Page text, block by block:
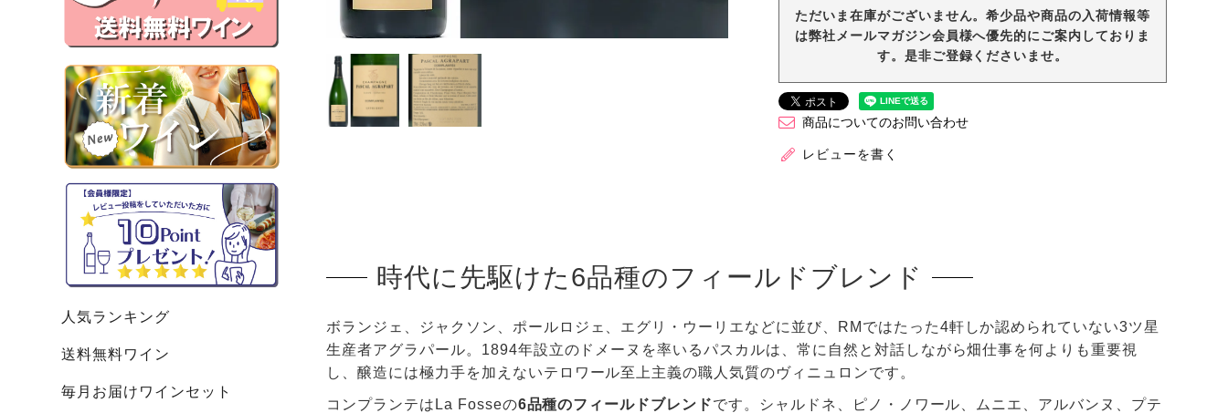
人気ランキング
送料無料ワイン
毎月お届けワインセット
ただいま在庫がございません。希少品や商品の入荷情報等
は弊社メールマガジン会員様へ優先的にご案内しておりま
す。是非ご登録くださいませ。
商品についてのお問い合わせ
レビューを書く
時代に先駆けた6品種のフィールドブレンド
ボランジェ、ジャクソン、ポールロジェ、エグリ・ウーリエなどに並び、RMではたった4軒しか認められていない3ツ星
生産者アグラパール。1894年設立のドメーヌを率いるパスカルは、常に自然と対話しながら畑仕事を何よりも重要視
し、醸造には極力手を加えないテロワール至上主義の職人気質のヴィニュロンです。
コンプランテはLa Fosseの6品種のフィールドブレンドです。シャルドネ、ピノ・ノワール、ムニエ、アルバンヌ、プテ